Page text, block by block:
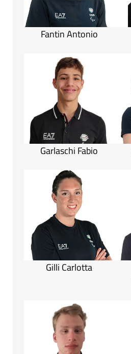
Fantin Antonio
Garlaschi Fabio
Gilli Carlotta